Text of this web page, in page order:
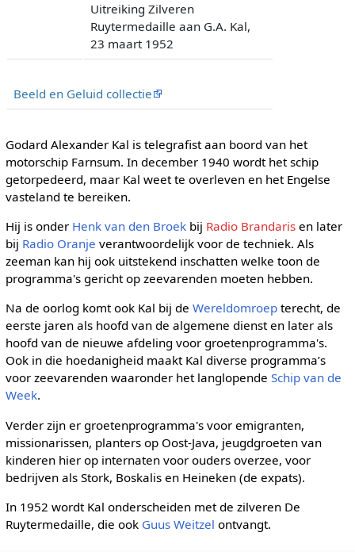
Uitreiking Zilveren
Ruytermedaille aan G.A. Kal,
23 maart 1952
Beeld en Geluid collectie
Godard Alexander Kal is telegrafist aan boord van het
motorschip Farnsum. In december 1940 wordt het schip
getorpedeerd, maar Kal weet te overleven en het Engelse
vasteland te bereiken.
Hij is onder Henk van den Broekbij Radio Brandarisen later
bij Radio Oranje verantwoordelijk voor de techniek. Als
zeeman kan hij ook uitstekend inschatten welke toon de
programma's gericht op zeevarenden moeten hebben.
Na de oorlog komt ook Kal bij de Wereldomroepterecht, de
eerste jaren als hoofd van de algemene dienst en later als
hoofd van de nieuwe afdeling voor groetenprogramma's.
Ook in die hoedanigheid maakt Kal diverse programma’s
voor zeevarenden waaronder het langlopende Schip van de
Week.
Verder zijn er groetenprogramma's voor emigranten,
missionarissen, planters op Oost-Java, jeugdgroeten van
kinderen hier op internaten voor ouders overzee, voor
bedrijven als Stork, Boskalis en Heineken (de expats).
In 1952 wordt Kal onderscheiden met de zilveren De
Ruytermedaille, die ook Guus Weitzel ontvangt.